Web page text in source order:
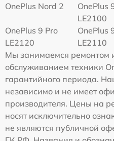
OnePlus Nord 2
OnePlus
LE2100
OnePlus 9 Pro
LE2120
OnePlus
LE2110
Мы занимаемся ремонтом
обслуживанием техники
гарантийного периода.
независимо и не имеет
производителя. Цены на
носят исключительно
не являются публичной